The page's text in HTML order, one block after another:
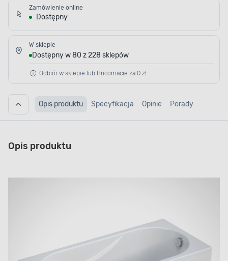
Zamówienie online
Dostępny
W sklepie
Dostępny w 80 z 228 sklepów
Odbiór w sklepie lub Bricomacie za 0 zł
Opis produktu Specyfikacja Opinie Porady
Opis produktu